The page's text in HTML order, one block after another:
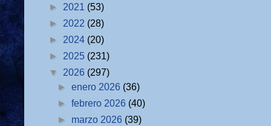
► 2021 (53)
► 2022 (28)
► 2024 (20)
► 2025 (231)
▼ 2026 (297)
►enero 2026 (36)
►febrero 2026 (40)
► marzo 2026 (39)